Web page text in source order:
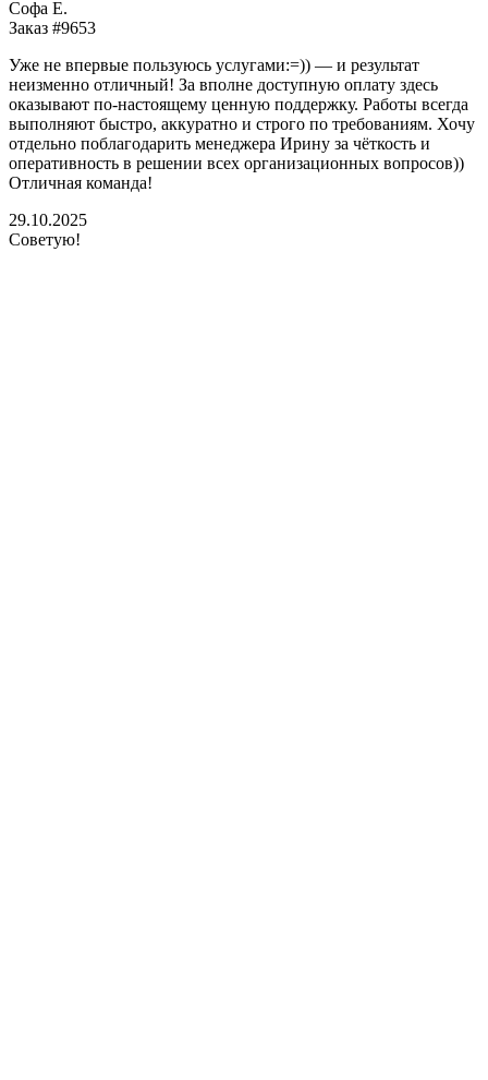
Софа Е.
Заказ #9653
Уже не впервые пользуюсь услугами:=)) — и результат
неизменно отличный! За вполне доступную оплату здесь
оказывают по-настоящему ценную поддержку. Работы всегда
выполняют быстро, аккуратно и строго по требованиям. Хочу
отдельно поблагодарить менеджера Ирину за чёткость и
оперативность в решении всех организационных вопросов))
Отличная команда!
29.10.2025
Советую!